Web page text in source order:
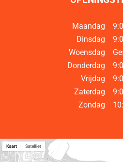
Maandag
Dinsdag
Woensdag
Donderdag
Vrijdag
Zaterdag
Zondag